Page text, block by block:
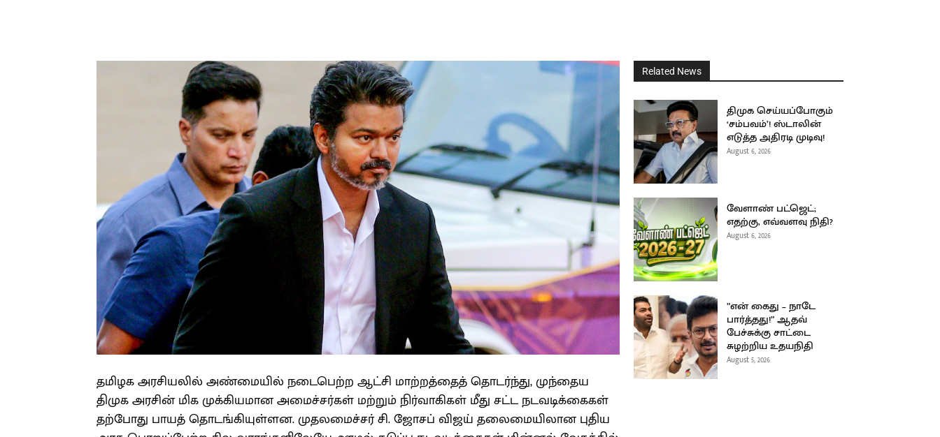
தமிழக அரசியலில் அண்மையில் நடைபெற்ற ஆட்சி மாற்றத்தைத் தொடர்ந்து, முந்தைய
திமுக அரசின் மிக முக்கியமான அமைச்சர்கள் மற்றும் நிர்வாகிகள் மீது சட்ட நடவடிக்கைகள்
தற்போது பாயத் தொடங்கியுள்ளன. முதலமைச்சர் சி. ஜோசப் விஜய் தலைமையிலான புதிய
Related News
திமுக செய்யப்போகும்
‘சம்பவம்’! ஸ்டாலின்
எடுத்த அதிரடி முடிவு!
August 6, 2026
வேளாண் பட்ஜெட்;
எதற்கு, எவ்வளவு நிதி?
August 6, 2026
”என் கைது – நாடே
பார்த்தது!” ஆதவ்
பேச்சுக்கு சாட்டை
சுழற்றிய உதயநிதி
August 5, 2026